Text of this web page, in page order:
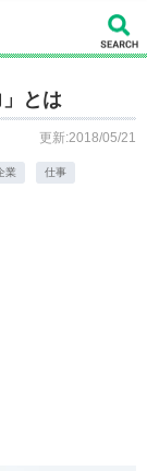
とは
更新:2018/05/21
業 仕事